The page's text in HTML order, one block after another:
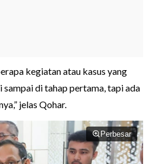
kegiatan atau kasus yang
di tahap pertama, tapi ada
jelas Qohar.
Perbesar